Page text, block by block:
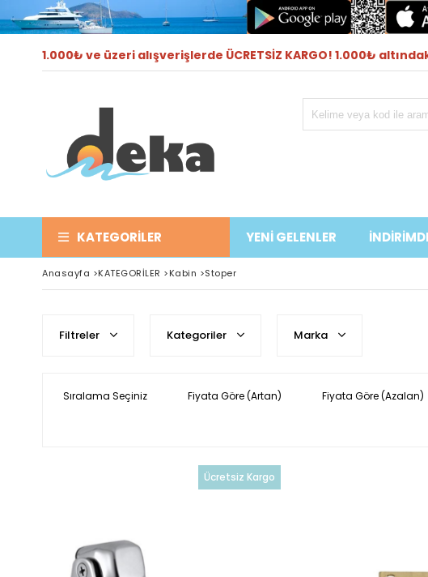
1.000₺ ve üzeri alışverişlerde ÜCRETSİZ KARGO! 1.000₺
KATEGORILER YENİ GELENLER
Anasayfa >KATEGORİLER >Kabin >Stoper
Filtreler Kategoriler Marka
Sıralama Seçiniz Fiyata Göre (Artan) Fiyata Göre (Azalan)
Ücretsiz Kargo